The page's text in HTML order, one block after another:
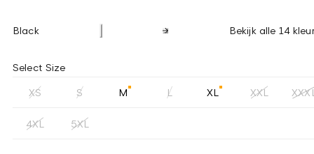
Black Bekijk alle 14
Select Size
XS S M L XL XXL
4XL 5XL